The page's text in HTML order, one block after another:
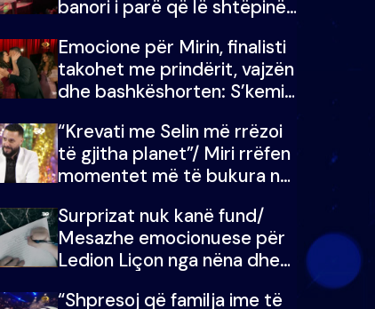
banori i parë që lë shtëpinë
fituar çmimin e madh
Emocione për Mirin, finalisti
takohet me prindërit, vajzën
dhe bashkëshorten: S’kemi
“Krevati me Selin më rrëzoi
të gjitha planet”/ Miri rrëfen
momentet më të bukura në
mungojë zilja e mëngjesit
kur…
Surprizat nuk kanë fund/
Mesazhe emocionuese për
Ledion Liçon nga nëna dhe
i mban dot lotët: Nuk
“Shpresoj që familja ime të